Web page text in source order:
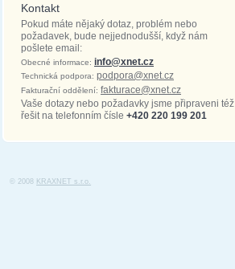
Kontakt
Pokud máte nějaký dotaz, problém nebo
požadavek, bude nejjednodušší, když nám
pošlete email:
Obecné informace: info@xnet.cz
Technická podpora: podpora@xnet.cz
Fakturační oddělení: fakturace@xnet.cz
Vaše dotazy nebo požadavky jsme připraveni též
řešit na telefonním čísle +420 220 199 201
© 2008 KRAXNET s.r.o.